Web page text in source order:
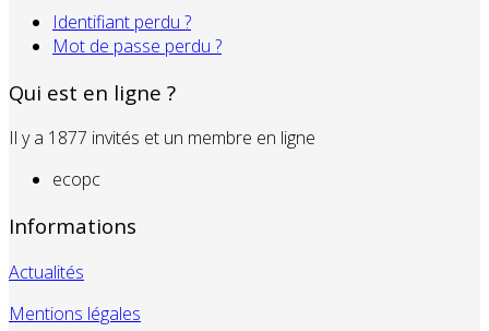
Identifiant perdu ?
Mot de passe perdu ?
Qui est en ligne ?
Il y a 1877 invités et un membre en ligne
ecopc
Informations
Actualités
Mentions légales